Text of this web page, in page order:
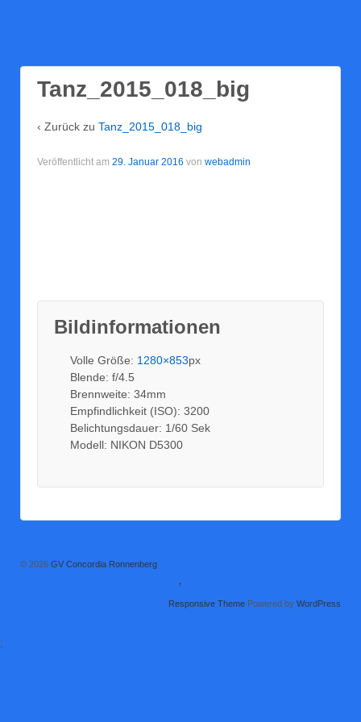
Tanz_2015_018_big
‹ Zurück zu Tanz_2015_018_big
Veröffentlicht am 29. Januar 2016 von webadmin
Bildinformationen
Volle Größe: 1280×853px
Blende: f/4.5
Brennweite: 34mm
Empfindlichkeit (ISO): 3200
Belichtungsdauer: 1/60 Sek
Modell: NIKON D5300
© 2026 GV Concordia Ronnenberg
↑
Responsive Theme Powered by WordPress
;